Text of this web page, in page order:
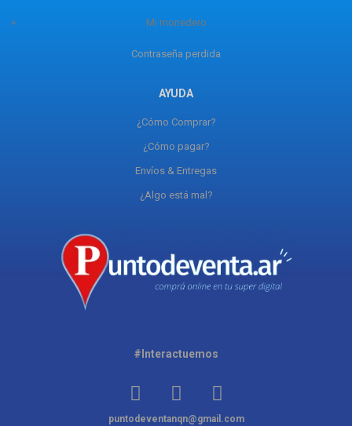
Mi monedero
Contraseña perdida
AYUDA
¿Cómo Comprar?
¿Cómo pagar?
Envíos & Entregas
¿Algo está mal?
#Interactuemos
puntodeventanqn@gmail.com